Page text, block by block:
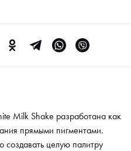
Milk Shake разработана как
прямыми пигментами.
создавать целую палитру